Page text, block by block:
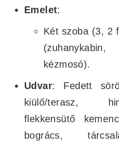
Emelet:
Két szoba (3, 2
kézmosó).
Udvar: Fedett
kiülő/terasz,
flekkensütő
bogrács,